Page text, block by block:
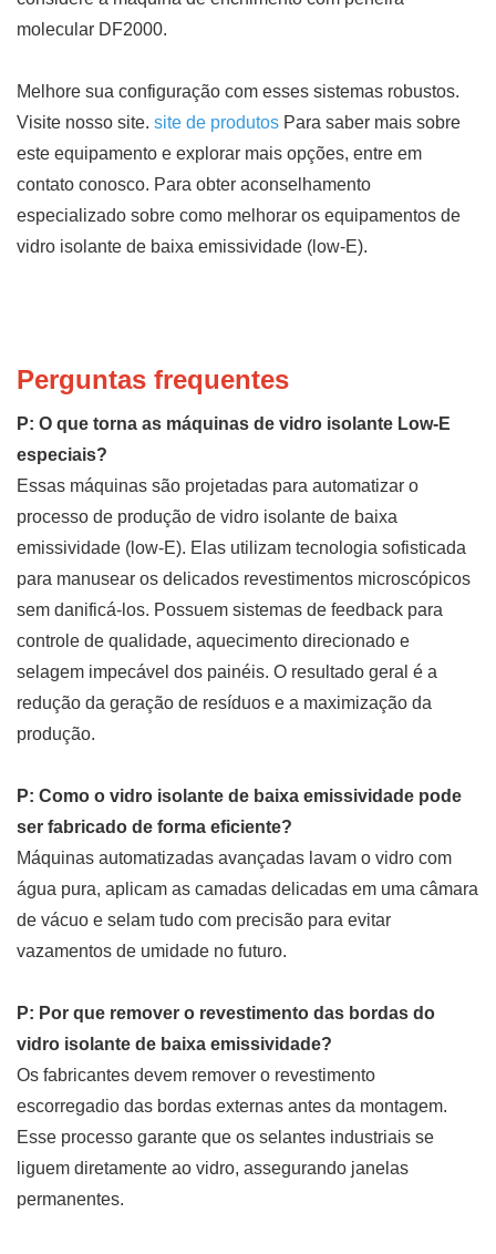
molecular DF2000.
Melhore sua configuração com esses sistemas robustos.
Visite nosso site. site de produtos Para saber mais sobre
este equipamento e explorar mais opções, entre em
contato conosco. Para obter aconselhamento
especializado sobre como melhorar os equipamentos de
vidro isolante de baixa emissividade (low-E).
Perguntas frequentes
P: O que torna as máquinas de vidro isolante Low-E
especiais?
Essas máquinas são projetadas para automatizar o
processo de produção de vidro isolante de baixa
emissividade (low-E). Elas utilizam tecnologia sofisticada
para manusear os delicados revestimentos microscópicos
sem danificá-los. Possuem sistemas de feedback para
controle de qualidade, aquecimento direcionado e
selagem impecável dos painéis. O resultado geral é a
redução da geração de resíduos e a maximização da
produção.
P: Como o vidro isolante de baixa emissividade pode
ser fabricado de forma eficiente?
Máquinas automatizadas avançadas lavam o vidro com
água pura, aplicam as camadas delicadas em uma câmara
de vácuo e selam tudo com precisão para evitar
vazamentos de umidade no futuro.
P: Por que remover o revestimento das bordas do
vidro isolante de baixa emissividade?
Os fabricantes devem remover o revestimento
escorregadio das bordas externas antes da montagem.
Esse processo garante que os selantes industriais se
liguem diretamente ao vidro, assegurando janelas
permanentes.